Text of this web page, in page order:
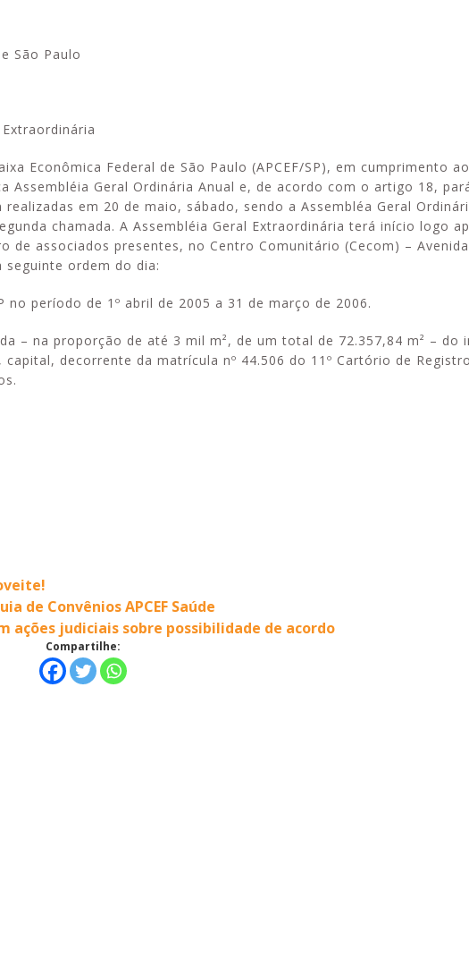
São Paulo
Econômica Federal de São Paulo (APCEF/SP), em cumprimento ao
Assembléia Geral Ordinária Anual e, de acordo com o artigo 18,
em 20 de maio, sábado, sendo a Assembléa Geral
chamada. A Assembléia Geral Extraordinária terá início logo
de associados presentes, no Centro Comunitário (Cecom) – Avenida
seguinte ordem do dia:
no período de 1º abril de 2005 a 31 de março de 2006.
– na proporção de até 3 mil m², de um total de 72.357,84 m² – do
decorrente da matrícula nº 44.506 do 11º Cartório de
de Convênios APCEF Saúde
ações judiciais sobre possibilidade de acordo
Compartilhe:
em saúdeWhatsApp e e-mail para
sobre processos judiciais